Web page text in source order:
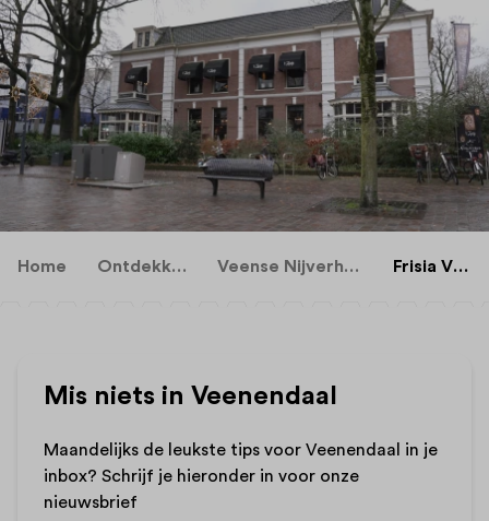
Home Ontdekken Veense Nijverheid Frisia Villa
Mis niets in Veenendaal
Maandelijks de leukste tips voor Veenendaal in je
inbox? Schrijf je hieronder in voor onze
nieuwsbrief